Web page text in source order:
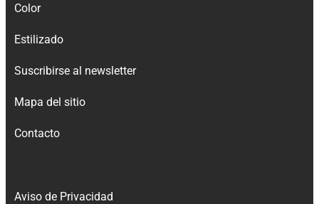
Color
Estilizado
Suscribirse al newsletter
Mapa del sitio
Contacto
Aviso de Privacidad